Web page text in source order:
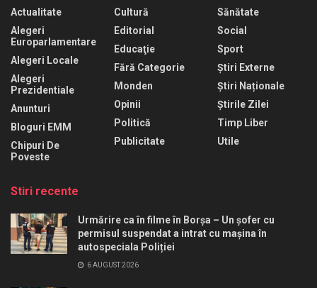
Actualitate
Alegeri
Europarlamentare
Alegeri Locale
Alegeri
Prezidentiale
Anunturi
Bloguri EMM
Chipuri De
Poveste
Cultură
Editorial
Educaţie
Fără Categorie
Monden
Opinii
Politică
Publicitate
Sănătate
Social
Sport
Știri Externe
Știri Naționale
Știrile Zilei
Timp Liber
Utile
Stiri recente
Urmărire ca în filme în Borșa – Un șofer cu
permisul suspendat a intrat cu mașina în
autospeciala Poliției
6 AUGUST 2026